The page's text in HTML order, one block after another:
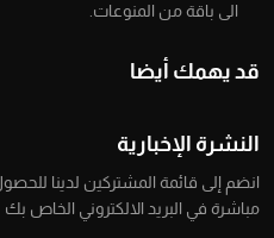
الى باقة من المنوعات.
قد يهمك أيضا
النشرة الإخبارية
انضم إلى قائمة المشتركين لدينا
مباشرة في البريد الالكتروني الخاص بك